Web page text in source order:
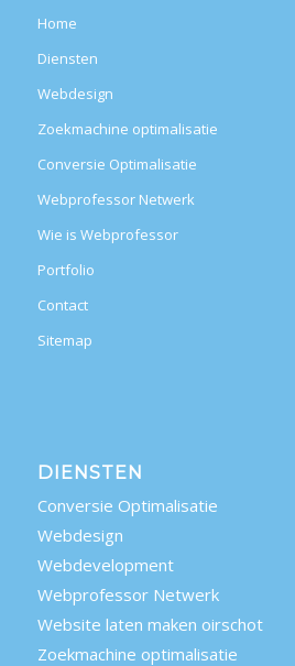
Home
Diensten
Webdesign
Zoekmachine optimalisatie
Conversie Optimalisatie
Webprofessor Netwerk
Wie is Webprofessor
Portfolio
Contact
Sitemap
DIENSTEN
Conversie Optimalisatie
Webdesign
Webdevelopment
Webprofessor Netwerk
Website laten maken oirschot
Zoekmachine optimalisatie